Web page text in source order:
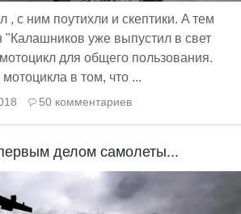
с ним поутихли и скептики. A тем
уже выпустил в свет
для общего пользования.
в том, что ...
50 комментариев
делом самолеты...